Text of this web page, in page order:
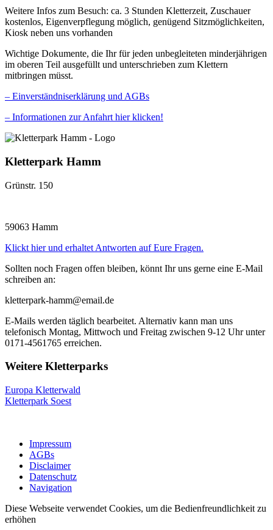
Weitere Infos zum Besuch: ca. 3 Stunden Kletterzeit, Zuschauer
kostenlos, Eigenverpflegung möglich, genügend Sitzmöglichkeiten,
Kiosk neben uns vorhanden
Wichtige Dokumente, die Ihr für jeden unbegleiteten minderjährigen
im oberen Teil ausgefüllt und unterschrieben zum Klettern
mitbringen müsst.
– Einverständniserklärung und AGBs
– Informationen zur Anfahrt hier klicken!
Kletterpark Hamm
Grünstr. 150
59063 Hamm
Klickt hier und erhaltet Antworten auf Eure Fragen.
Sollten noch Fragen offen bleiben, könnt Ihr uns gerne eine E-Mail
schreiben an:
kletterpark-hamm@email.de
E-Mails werden täglich bearbeitet. Alternativ kann man uns
telefonisch Montag, Mittwoch und Freitag zwischen 9-12 Uhr unter
0171-4561765 erreichen.
Weitere Kletterparks
Europa Kletterwald
Kletterpark Soest
Impressum
AGBs
Disclaimer
Datenschutz
Navigation
Diese Webseite verwendet Cookies, um die Bedienfreundlichkeit zu
erhöhen